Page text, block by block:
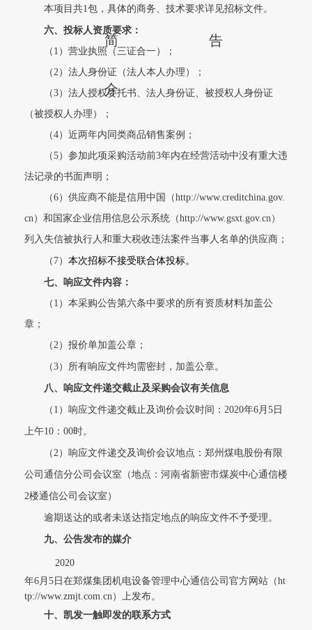
简
介
告
本项目共1包，具体的商务、技术要求详见招标文件。
六、 投标人资质要求：
（1）营业执照（三证合一）；
（2）法人身份证（法人本人办理）；
（3）法人授权委托书、法人身份证、被授权人身份证
（被授权人办理）；
（4）近两年内同类商品销售案例；
（5）参加此项采购活动前3年内在经营活动中没有重大违
法记录的书面声明；
（6）供应商不能是信用中国（http://www.creditchina.gov.
cn）和国家企业信用信息公示系统（http://www.gsxt.gov.cn）
列入失信被执行人和重大税收违法案件当事人名单的供应商；
（7） 本次招标不接受联合体投标。
七、响应文件内容：
（1）本采购公告第六条中要求的所有资质材料加盖公
章；
（2）报价单加盖公章；
（3）所有响应文件均需密封，加盖公章。
八、响应文件递交截止及采购会议有关信息
（1）响应文件递交截止及询价会议时间：2020年6月5日
上午10：00时。
（2）响应文件递交及询价会议地点：郑州煤电股份有限
公司通信分公司会议室（地点：河南省新密市煤炭中心通信楼
2楼通信公司会议室）
逾期送达的或者未送达指定地点的响应文件不予受理。
九、 公告发布的媒介
2020
年6月5日在郑煤集团机电设备管理中心通信公司官方网站（ht
tp://www.zmjt.com.cn）上发布。
十、凯发一触即发的联系方式